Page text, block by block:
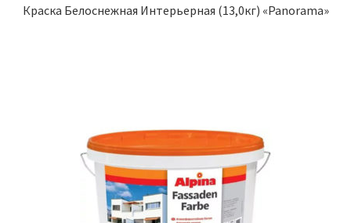
Краска Белоснежная Интерьерная (13,0кг) «Panorama»